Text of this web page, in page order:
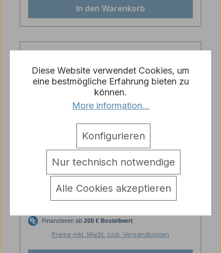
In den Warenkorb
Leopard Munitionskiste Bundeswehr
120mm Maßstab 1:16 licmas-tank
Preise inkl. MwSt. zzgl. Versandkosten
Diese Website verwendet Cookies, um
eine bestmögliche Erfahrung bieten zu
können.
More information...
Nur technisch notwendige
Konfigurieren
Alle Cookies akzeptieren